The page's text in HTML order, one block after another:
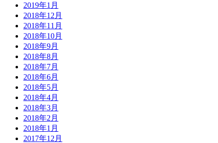
2019年1月
2018年12月
2018年11月
2018年10月
2018年9月
2018年8月
2018年7月
2018年6月
2018年5月
2018年4月
2018年3月
2018年2月
2018年1月
2017年12月